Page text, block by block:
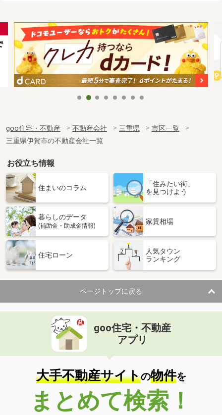
goo住宅・不動産 不動産会社 三重県
市区一覧
三重県伊賀市の不動産会社一覧
お役立ち情報
住まいのコラム
「住みたい街」
を見つけよう
暮らしのデータ
(補助金・助成金情報)
家賃相場
住宅ローン
人気タウン
ランキング
ページトップに戻る
goo住宅・不動産
アプリ
大手不動産サイトの物件を
まとめて検索！